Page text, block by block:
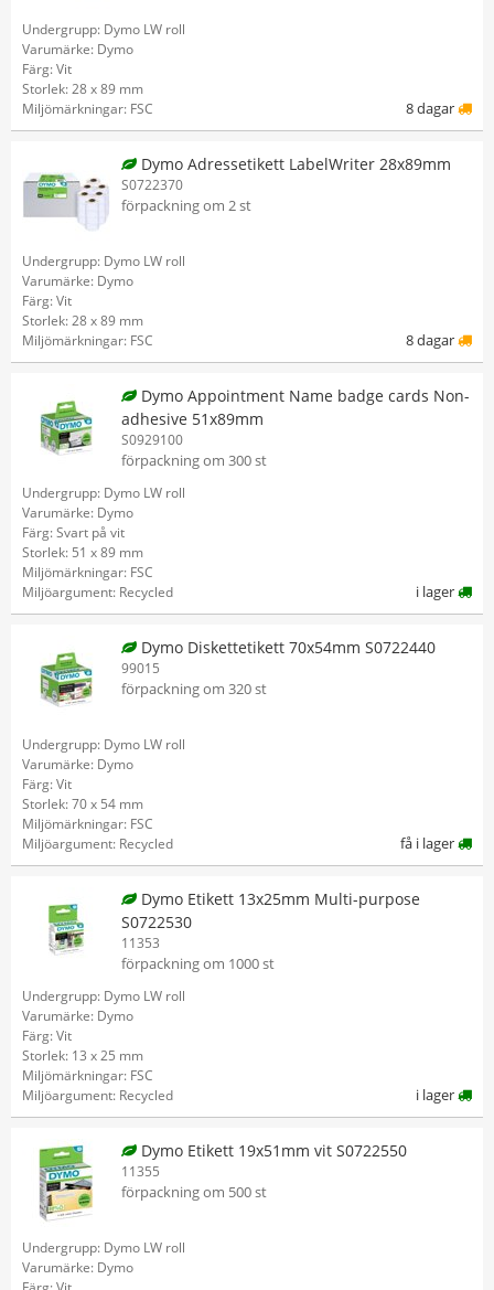
Undergrupp: Dymo LW roll
Varumärke: Dymo
Färg: Vit
Storlek: 28 x 89 mm
Miljömärkningar: FSC
8 dagar
Dymo Adressetikett LabelWriter 28x89mm
S0722370
förpackning om 2 st
Undergrupp: Dymo LW roll
Varumärke: Dymo
Färg: Vit
Storlek: 28 x 89 mm
Miljömärkningar: FSC
8 dagar
Dymo Appointment Name badge cards Non-
adhesive 51x89mm
S0929100
förpackning om 300 st
Undergrupp: Dymo LW roll
Varumärke: Dymo
Färg: Svart på vit
Storlek: 51 x 89 mm
Miljömärkningar: FSC
Miljöargument: Recycled
i lager
Dymo Diskettetikett 70x54mm S0722440
99015
förpackning om 320 st
Undergrupp: Dymo LW roll
Varumärke: Dymo
Färg: Vit
Storlek: 70 x 54 mm
Miljömärkningar: FSC
Miljöargument: Recycled
få i lager
Dymo Etikett 13x25mm Multi-purpose
S0722530
11353
förpackning om 1000 st
Undergrupp: Dymo LW roll
Varumärke: Dymo
Färg: Vit
Storlek: 13 x 25 mm
Miljömärkningar: FSC
Miljöargument: Recycled
i lager
Dymo Etikett 19x51mm vit S0722550
11355
förpackning om 500 st
Undergrupp: Dymo LW roll
Varumärke: Dymo